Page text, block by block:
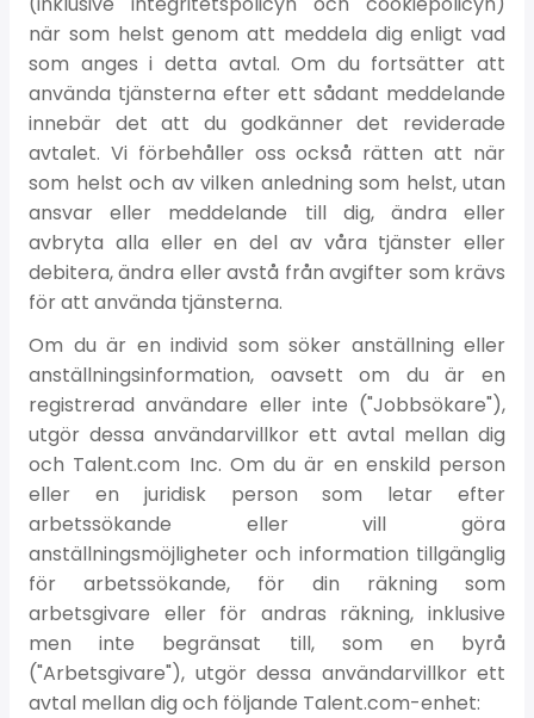
när som helst genom att meddela dig enligt vad
som anges i detta avtal. Om du fortsätter att
använda tjänsterna efter ett sådant meddelande
innebär det att du godkänner det reviderade
avtalet. Vi förbehåller oss också rätten att när
som helst och av vilken anledning som helst, utan
ansvar eller meddelande till dig, ändra eller
avbryta alla eller en del av våra tjänster eller
debitera, ändra eller avstå från avgifter som krävs
för att använda tjänsterna.
Om du är en individ som söker anställning eller
anställningsinformation, oavsett om du är en
registrerad användare eller inte ("Jobbsökare"),
utgör dessa användarvillkor ett avtal mellan dig
och Talent.com Inc. Om du är en enskild person
eller en juridisk person som letar efter
arbetssökande eller vill göra
anställningsmöjligheter och information tillgänglig
för arbetssökande, för din räkning som
arbetsgivare eller för andras räkning, inklusive
men inte begränsat till, som en byrå
("Arbetsgivare"), utgör dessa användarvillkor ett
avtal mellan dig och följande Talent.com-enhet: